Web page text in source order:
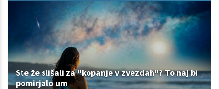
Ste že slišali za "kopanje v zvezdah"? To naj bi
pomirjalo um